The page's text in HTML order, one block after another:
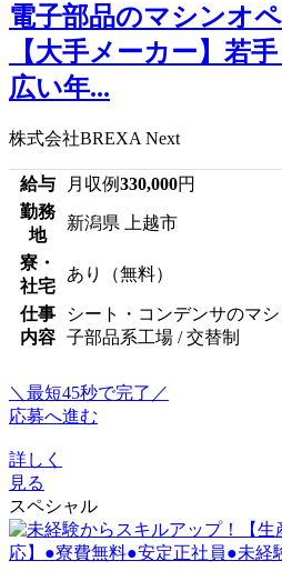
電子部品のマシンオ
【大手メーカー】若
広い年...
株式会社BREXA Next
給与 月収例330,000円
勤務
地
新潟県 上越市
寮・
社宅
あり（無料）
仕事
内容
シート・コンデンサのマ
子部品系工場 / 交替制
＼最短45秒で完了／
応募へ進む
詳しく
見る
スペシャル